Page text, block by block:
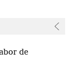
de